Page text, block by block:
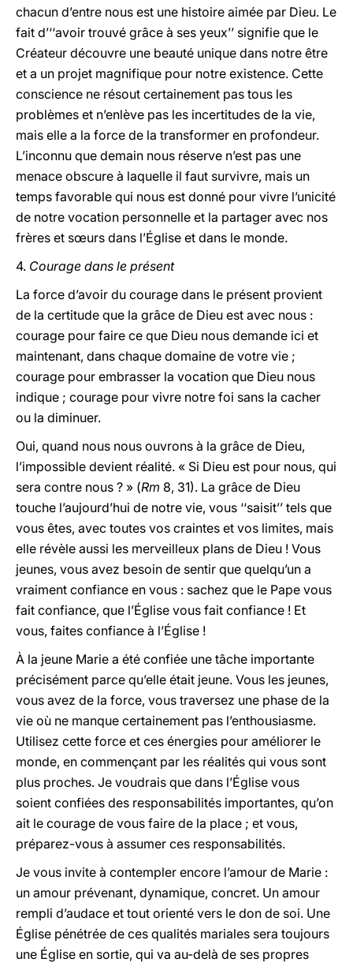
chacun d’entre nous est une histoire aimée par Dieu. Le
fait d’‘‘avoir trouvé grâce à ses yeux’’ signifie que le
Créateur découvre une beauté unique dans notre être
et a un projet magnifique pour notre existence. Cette
conscience ne résout certainement pas tous les
problèmes et n’enlève pas les incertitudes de la vie,
mais elle a la force de la transformer en profondeur.
L’inconnu que demain nous réserve n’est pas une
menace obscure à laquelle il faut survivre, mais un
temps favorable qui nous est donné pour vivre l’unicité
de notre vocation personnelle et la partager avec nos
frères et sœurs dans l’Église et dans le monde.
4. Courage dans le présent
La force d’avoir du courage dans le présent provient
de la certitude que la grâce de Dieu est avec nous :
courage pour faire ce que Dieu nous demande ici et
maintenant, dans chaque domaine de votre vie ;
courage pour embrasser la vocation que Dieu nous
indique ; courage pour vivre notre foi sans la cacher
ou la diminuer.
Oui, quand nous nous ouvrons à la grâce de Dieu,
l’impossible devient réalité. « Si Dieu est pour nous, qui
sera contre nous ? » (Rm 8, 31). La grâce de Dieu
touche l’aujourd’hui de notre vie, vous ‘‘saisit’’ tels que
vous êtes, avec toutes vos craintes et vos limites, mais
elle révèle aussi les merveilleux plans de Dieu ! Vous
jeunes, vous avez besoin de sentir que quelqu’un a
vraiment confiance en vous : sachez que le Pape vous
fait confiance, que l’Église vous fait confiance ! Et
vous, faites confiance à l’Église !
À la jeune Marie a été confiée une tâche importante
précisément parce qu’elle était jeune. Vous les jeunes,
vous avez de la force, vous traversez une phase de la
vie où ne manque certainement pas l’enthousiasme.
Utilisez cette force et ces énergies pour améliorer le
monde, en commençant par les réalités qui vous sont
plus proches. Je voudrais que dans l’Église vous
soient confiées des responsabilités importantes, qu’on
ait le courage de vous faire de la place ; et vous,
préparez-vous à assumer ces responsabilités.
Je vous invite à contempler encore l’amour de Marie :
un amour prévenant, dynamique, concret. Un amour
rempli d’audace et tout orienté vers le don de soi. Une
Église pénétrée de ces qualités mariales sera toujours
une Église en sortie, qui va au-delà de ses propres